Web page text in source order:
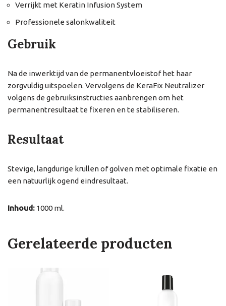
Verrijkt met Keratin Infusion System
Professionele salonkwaliteit
Gebruik
Na de inwerktijd van de permanentvloeistof het haar
zorgvuldig uitspoelen. Vervolgens de KeraFix Neutralizer
volgens de gebruiksinstructies aanbrengen om het
permanentresultaat te fixeren en te stabiliseren.
Resultaat
Stevige, langdurige krullen of golven met optimale fixatie en
een natuurlijk ogend eindresultaat.
Inhoud: 1000 ml.
Gerelateerde producten